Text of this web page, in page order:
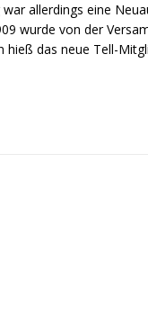
allerdings eine
wurde von der
hieß das neue Tell-